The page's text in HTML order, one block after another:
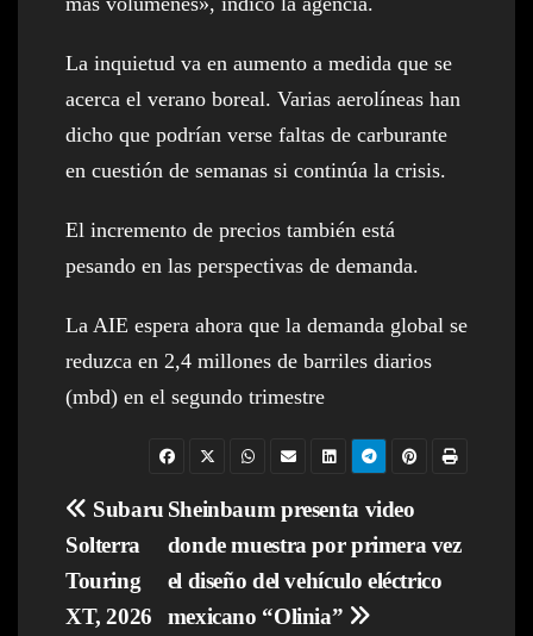
La inquietud va en aumento a medida que se
acerca el verano boreal. Varias aerolíneas han
dicho que podrían verse faltas de carburante
en cuestión de semanas si continúa la crisis.
El incremento de precios también está
pesando en las perspectivas de demanda.
La AIE espera ahora que la demanda global se
reduzca en 2,4 millones de barriles diarios
(mbd) en el segundo trimestre
Navegación
de
entradas
Sheinbaum presenta video
donde muestra por primera vez
el diseño del vehículo eléctrico
mexicano “Olinia”
Subaru
Solterra
Touring
XT, 2026